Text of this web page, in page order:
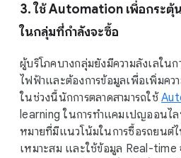
3. ใช้ Automation เพื่อกระตุ้
ในกลุ่มที่กำลังจะซื้อ
ผู้บริโภคบางกลุ่มยังมีความลังเลใน
ไฟฟ้าและต้องการข้อมูลเพื่อเพิ่มคว
ในช่วงนี้นักการตลาดสามารถใช้
learning ในการทำแคมเปญออนไล
หมายที่มีแนวโน้มในการซื้อรถยนต์ไ
เหมาะสม และใช้ข้อมูล Real-